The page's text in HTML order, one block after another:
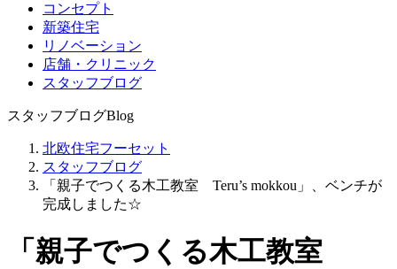
コンセプト
新築住宅
リノベーション
店舗 ・クリニック
スタッフブログ
スタッフブログBlog
北欧住宅フーセット
スタッフブログ
「親子でつくる木工教室 Teru’s mokkou」、ベンチが
完成しました☆
「親子でつくる木工教室